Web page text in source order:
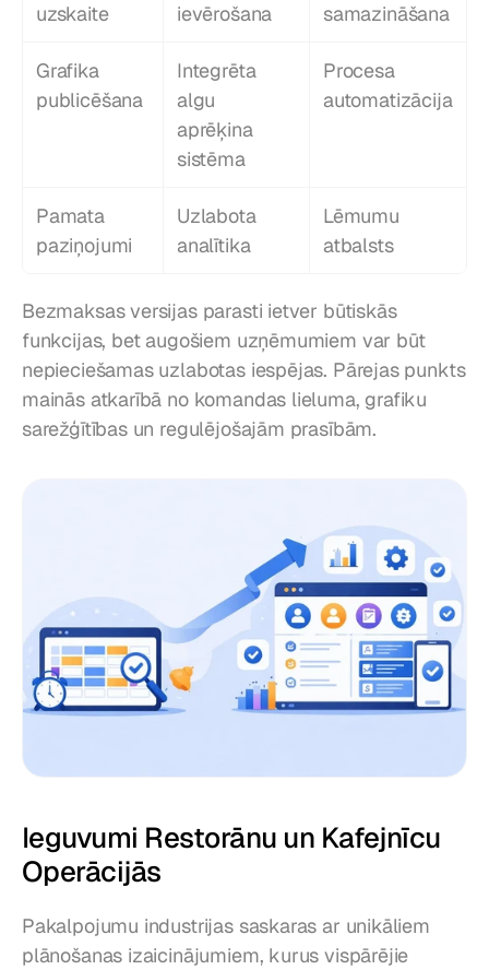
uzskaite
ievērošana
samazināšana
Grafika
publicēšana
Integrēta
algu
aprēķina
sistēma
Procesa
automatizācija
Pamata
paziņojumi
Uzlabota
analītika
Lēmumu
atbalsts
Bezmaksas versijas parasti ietver būtiskās
funkcijas, bet augošiem uzņēmumiem var būt
nepieciešamas uzlabotas iespējas. Pārejas punkts
mainās atkarībā no komandas lieluma, grafiku
sarežģītības un regulējošajām prasībām.
Ieguvumi Restorānu un Kafejnīcu
Operācijās
Pakalpojumu industrijas saskaras ar unikāliem
plānošanas izaicinājumiem, kurus vispārējie